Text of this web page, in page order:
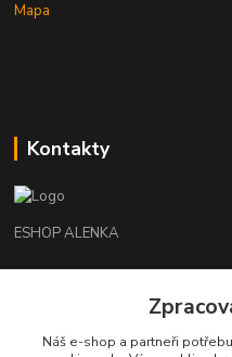
Mapa
Kontakty
ESHOP ALENKA
+420602541312
Náš e-shop a partneři